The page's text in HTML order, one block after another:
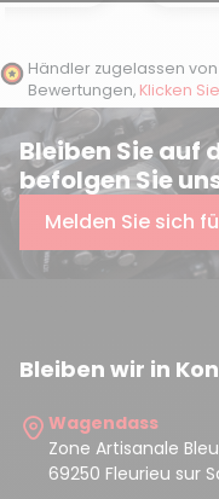
Händler zugelassen
Bewertungen, Klicken
Bleiben Sie auf
befolgen Sie
Melden Sie sich
Bleiben wir in
Wagendass
Zone Artisanale
69250 Fleurieu sur